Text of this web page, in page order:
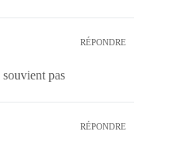
RÉPONDRE
souvient pas
RÉPONDRE